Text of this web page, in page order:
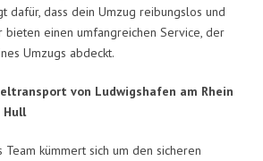
dafür, dass dein Umzug reibungslos und
einen umfangreichen Service, der
Umzugs abdeckt.
von Ludwigshafen am Rhein
Hull
kümmert sich um den sicheren